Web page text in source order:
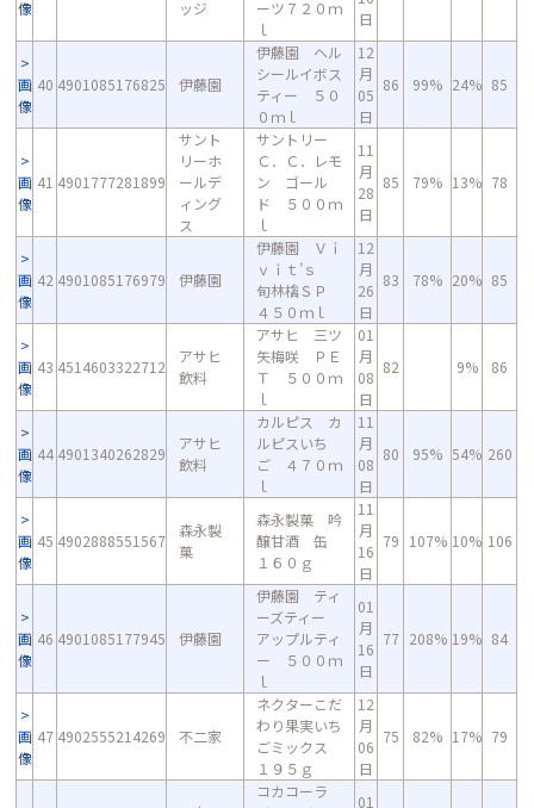
像
ッジ
ーツ７２０ｍ
ｌ
日
画
像
40 4901085176825 伊藤園
伊藤園 ヘル
シールイボス
ティー ５０
０ｍｌ
12
月
05
日
86 99% 24% 85
画
像
41 4901777281899
サント
リーホ
ールデ
ィング
ス
サントリー
Ｃ．Ｃ．レモ
ン ゴール
ド ５００ｍ
ｌ
11
月
28
日
85 79% 13% 78
画
像
42 4901085176979 伊藤園
伊藤園 Ｖｉ
ｖｉｔ’ｓ
旬林檎ＳＰ
４５０ｍｌ
12
月
26
日
83 78% 20% 85
画
像
43 4514603322712
アサヒ
飲料
アサヒ 三ツ
矢梅咲 ＰＥ
Ｔ ５００ｍ
ｌ
01
月
08
日
82 9% 86
画
像
44 4901340262829
アサヒ
飲料
カルピス カ
ルピスいち
ご ４７０ｍ
ｌ
11
月
08
日
80 95% 54% 260
画
像
45 4902888551567
森永製
菓
森永製菓 吟
醸甘酒 缶
１６０ｇ
11
月
16
日
79 107% 10% 106
画
像
46 4901085177945 伊藤園
伊藤園 ティ
ーズティー
アップルティ
ー ５００ｍ
ｌ
01
月
16
日
77 208% 19% 84
画
像
47 4902555214269 不二家
ネクターこだ
わり果実いち
ごミックス
１９５ｇ
12
月
06
日
75 82% 17% 79
コカコーラ
01